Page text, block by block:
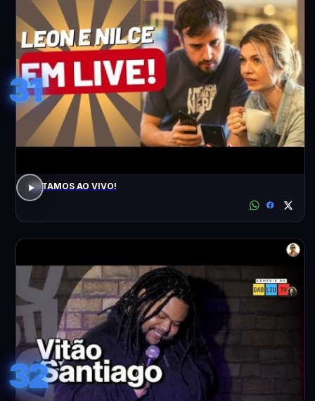
31
ESTAMOS AO VIVO!
32